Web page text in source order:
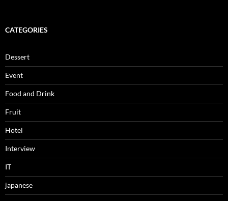
CATEGORIES
Dessert
Event
Food and Drink
Fruit
Hotel
Interview
IT
japanese